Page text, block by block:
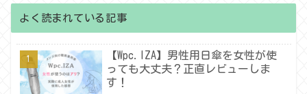
よく読まれている記事
【Wpc.IZA】男性用日傘を女性が使
っても大丈夫？正直レビューしま
す！